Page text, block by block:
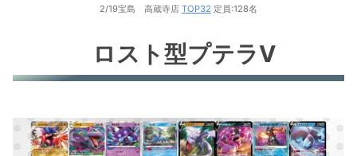
オリジンディアルガV
アルセウスV+ルカリオV
レックウザV
レジギガス
リザードンV
2/19宝島 高蔵寺店 TOP32 定員:128名
ロスト型プテラV